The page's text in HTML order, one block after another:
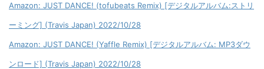
Amazon: JUST DANCE! (tofubeats Remix) [デジタルアルバム:ストリ
ーミング] (Travis Japan) 2022/10/28
Amazon: JUST DANCE! (Yaffle Remix) [デジタルアルバム: MP3ダウ
ンロード] (Travis Japan) 2022/10/28